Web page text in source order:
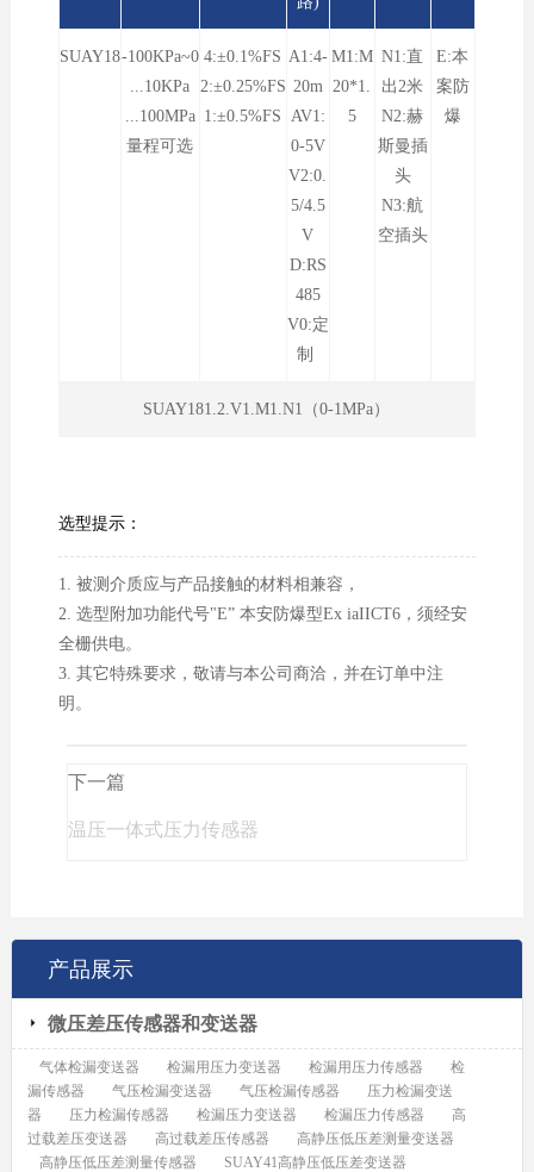
SUAY18-100KPa~0
...10KPa
...100MPa
量程可选
4:±0.1%FS
2:±0.25%FS
1:±0.5%FS
A1:4-
20m
AV1:
0-5V
V2:0.
5/4.5
V
D:RS
485
V0:定
制
M1:M
20*1.
5
N1:直
出2米
N2:赫
斯曼插
头
N3:航
空插头
E:本
案防
爆
SUAY181.2.V1.M1.N1（0-1MPa）
选型提示：
1. 被测介质应与产品接触的材料相兼容，
2. 选型附加功能代号"E” 本安防爆型Ex iaIICT6，须经安
全栅供电。
3. 其它特殊要求，敬请与本公司商洽，并在订单中注
明。
下一篇
温压一体式压力传感器
产品展示
微压差压传感器和变送器
气体检漏变送器 检漏用压力变送器 检漏用压力传感器
检
漏传感器
气压检漏变送器 气压检漏传感器
压力检漏变送
器
压力检漏传感器 检漏压力变送器 检漏压力传感器
高
过载差压变送器
高过载差压传感器
高静压低压差测量变送器
高静压低压差测量传感器
SUAY41高静压低压差变送器